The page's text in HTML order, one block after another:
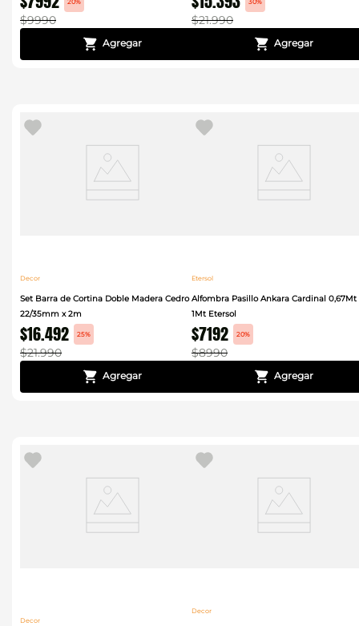
20%
$9990
30%
$21.990
Decor
Set Barra de Cortina Doble Madera Cedro
22/35mm x 2m
$16.492 25%
$21.990
Etersol
Alfombra Pasillo Ankara Cardinal 0,67Mt
1Mt Etersol
$7192 20%
$8990
Decor
Decor